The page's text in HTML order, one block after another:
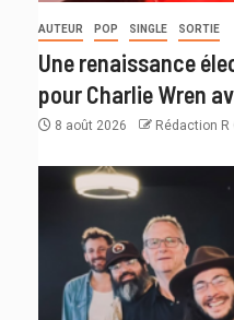
AUTEUR POP SINGLE SORTIE
Une renaissance
pour Charlie Wren
8 août 2026 Rédaction R